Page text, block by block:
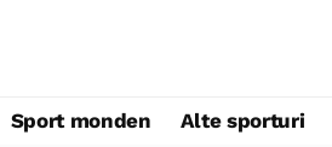
Sport monden Alte sporturi